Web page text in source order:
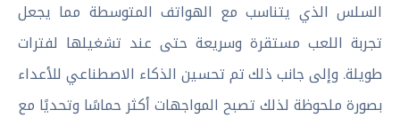
السلس الذي يتناسب مع الهواتف المتوسطة مما يجعل
تجربة اللعب مستقرة وسريعة حتى عند تشغيلها لفترات
طويلة. وإلى جانب ذلك تم تحسين الذكاء الاصطناعي للأعداء
بصورة ملحوظة لذلك تصبح المواجهات أكثر حماسًا وتحديًا مع